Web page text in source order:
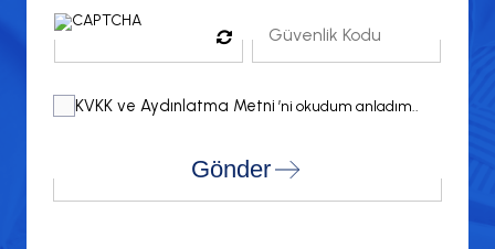
KVKK ve Aydınlatma Metni ’ni okudum anladım..